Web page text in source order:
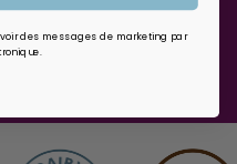
des messages de marketing par